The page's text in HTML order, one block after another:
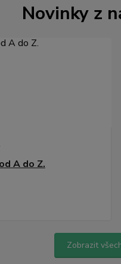
Novinky z
A do Z.
Zobrazit